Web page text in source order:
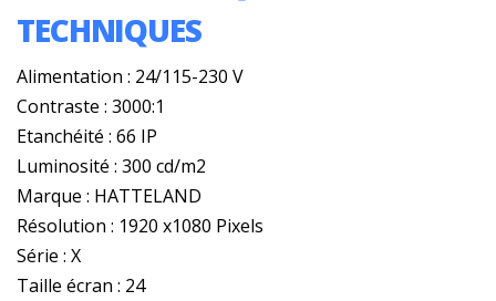
TECHNIQUES
Alimentation : 24/115-230 V
Contraste : 3000:1
Etanchéité : 66 IP
Luminosité : 300 cd/m2
Marque : HATTELAND
Résolution : 1920 x1080 Pixels
Série : X
Taille écran : 24